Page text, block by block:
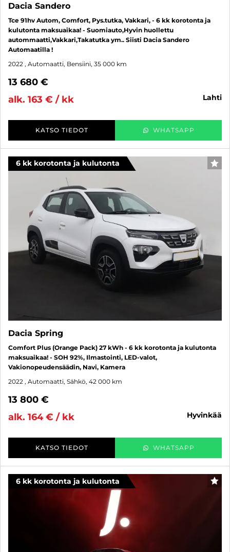
Dacia Sandero
Tce 91hv Autom, Comfort, Pys.tutka, Vakkari, - 6 kk korotonta ja
kulutonta maksuaikaa! - Suomiauto,Hyvin huollettu
autommaatti,Vakkari,Takatutka ym.. Siisti Dacia Sandero
Automaatilla !
2022 , Automaatti, Bensiini, 35 000 km
13 680 €
alk. 163 € / kk
lahti
KATSO TIEDOT WHATSAPP
6 kk korotonta ja kulutonta
Dacia Spring
Comfort Plus (Orange Pack) 27 kWh - 6 kk korotonta ja kulutonta
maksuaikaa! - SOH 92%, Ilmastointi, LED-valot,
Vakionopeudensäädin, Navi, Kamera
2022 , Automaatti, Sähkö, 42 000 km
13 800 €
alk. 164 € / kk
hyvinkää
KATSO TIEDOT WHATSAPP
6 kk korotonta ja kulutonta